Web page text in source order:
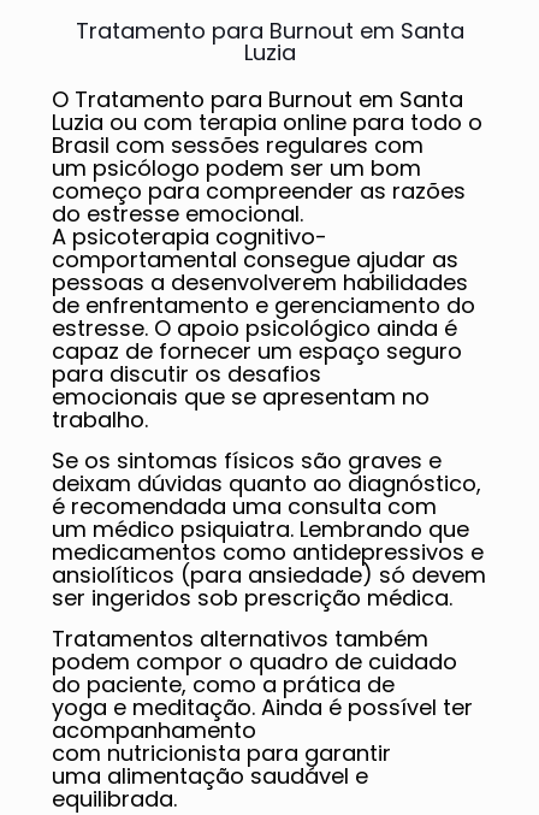
Tratamento para Burnout em Santa
Luzia
O Tratamento para Burnout em Santa
Luzia ou com terapia online para todo o
Brasil com sessões regulares com
um psicólogo podem ser um bom
começo para compreender as razões
do estresse emocional.
A psicoterapia cognitivo-
comportamental consegue ajudar as
pessoas a desenvolverem habilidades
de enfrentamento e gerenciamento do
estresse. O apoio psicológico ainda é
capaz de fornecer um espaço seguro
para discutir os desafios
emocionais que se apresentam no
trabalho.
Se os sintomas físicos são graves e
deixam dúvidas quanto ao diagnóstico,
é recomendada uma consulta com
um médico psiquiatra. Lembrando que
medicamentos como antidepressivos e
ansiolíticos (para ansiedade) só devem
ser ingeridos sob prescrição médica.
Tratamentos alternativos também
podem compor o quadro de cuidado
do paciente, como a prática de
yoga e meditação. Ainda é possível ter
acompanhamento
com nutricionista para garantir
uma alimentação saudável e
equilibrada.